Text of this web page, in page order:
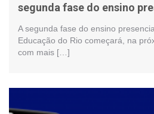
segunda fase do ensino
A segunda fase do ensino
Educação do Rio começará, na
com mais […]